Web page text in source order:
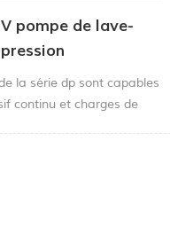
pompe de lave-
la série dp sont capables
continu et charges de